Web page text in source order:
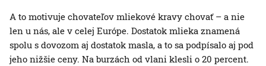
A to motivuje chovateľov mliekové kravy chovať – a nie
len u nás, ale v celej Európe. Dostatok mlieka znamená
spolu s dovozom aj dostatok masla, a to sa podpísalo aj pod
jeho nižšie ceny. Na burzách od vlani klesli o 20 percent.